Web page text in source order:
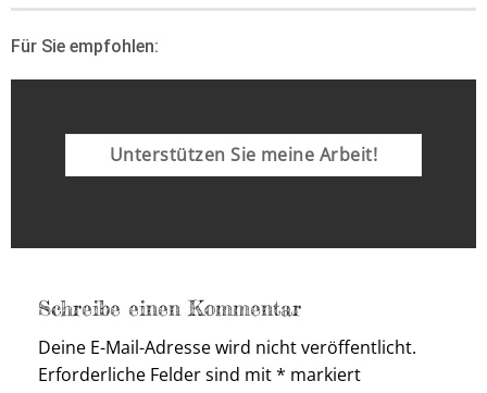
Für Sie empfohlen:
Unterstützen Sie meine Arbeit!
Schreibe einen Kommentar
Deine E-Mail-Adresse wird nicht veröffentlicht.
Erforderliche Felder sind mit* markiert